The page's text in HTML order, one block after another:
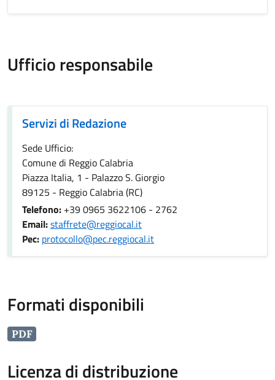
Ufficio responsabile
Servizi di Redazione
Sede Ufficio:
Comune di Reggio Calabria
Piazza Italia, 1 - Palazzo S. Giorgio
89125 - Reggio Calabria (RC)
Telefono: +39 0965 3622106 - 2762
Email:staffrete@reggiocal.it
Pec: protocollo@pec.reggiocal.it
Formati disponibili
PDF
Licenza di distribuzione